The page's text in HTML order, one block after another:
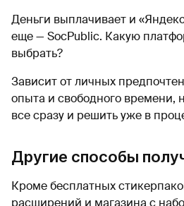
Деньги выплачивает и
еще — SocPublic. Какую
выбрать?
Зависит от личных
опыта и свободного времени,
все сразу и решить уже в
Другие способы
Кроме бесплатных
расширений и магазина с